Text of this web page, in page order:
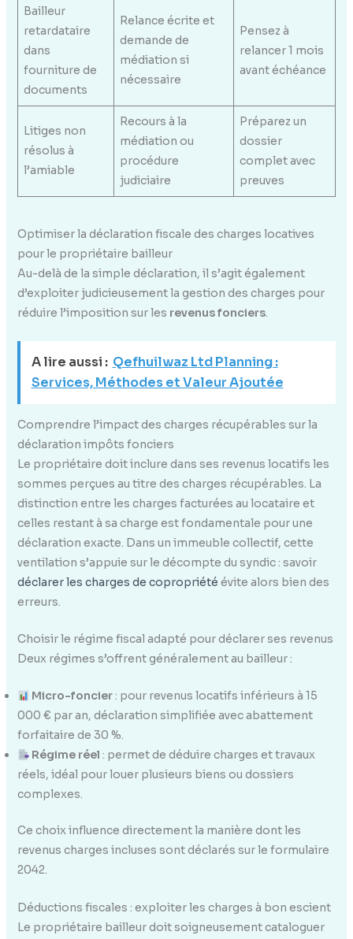
Bailleur
retardataire
dans
fourniture de
documents
Relance écrite et
demande de
médiation si
nécessaire
Pensez à
relancer 1 mois
avant échéance
Litiges non
résolus à
l’amiable
Recours à la
médiation ou
procédure
judiciaire
Préparez un
dossier
complet avec
preuves
Optimiser la déclaration fiscale des charges locatives
pour le propriétaire bailleur
Au-delà de la simple déclaration, il s’agit également
d’exploiter judicieusement la gestion des charges pour
réduire l’imposition sur les revenus fonciers.
A lire aussi : Qefhuilwaz Ltd Planning :
Services, Méthodes et Valeur Ajoutée
Comprendre l’impact des charges récupérables sur la
déclaration impôts fonciers
Le propriétaire doit inclure dans ses revenus locatifs les
sommes perçues au titre des charges récupérables. La
distinction entre les charges facturées au locataire et
celles restant à sa charge est fondamentale pour une
déclaration exacte. Dans un immeuble collectif, cette
ventilation s’appuie sur le décompte du syndic : savoir
déclarer les charges de copropriété évite alors bien des
erreurs.
Choisir le régime fiscal adapté pour déclarer ses revenus
Deux régimes s’offrent généralement au bailleur :
Micro-foncier: pour revenus locatifs inférieurs à 15
000 € par an, déclaration simplifiée avec abattement
forfaitaire de 30 %.
Régime réel : permet de déduire charges et travaux
réels, idéal pour louer plusieurs biens ou dossiers
complexes.
Ce choix influence directement la manière dont les
revenus charges incluses sont déclarés sur le formulaire
2042.
Déductions fiscales : exploiter les charges à bon escient
Le propriétaire bailleur doit soigneusement cataloguer